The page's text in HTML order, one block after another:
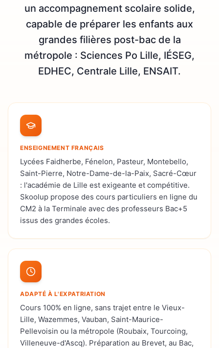
un accompagnement scolaire solide,
capable de préparer les enfants aux
grandes filières post-bac de la
métropole : Sciences Po Lille, IÉSEG,
EDHEC, Centrale Lille, ENSAIT.
ENSEIGNEMENT FRANÇAIS
Lycées Faidherbe, Fénelon, Pasteur, Montebello,
Saint-Pierre, Notre-Dame-de-la-Paix, Sacré-Cœur
: l'académie de Lille est exigeante et compétitive.
Skoolup propose des cours particuliers en ligne du
CM2 à la Terminale avec des professeurs Bac+5
issus des grandes écoles.
ADAPTÉ À L'EXPATRIATION
Cours 100% en ligne, sans trajet entre le Vieux-
Lille, Wazemmes, Vauban, Saint-Maurice-
Pellevoisin ou la métropole (Roubaix, Tourcoing,
Villeneuve-d'Ascq). Préparation au Brevet, au Bac,